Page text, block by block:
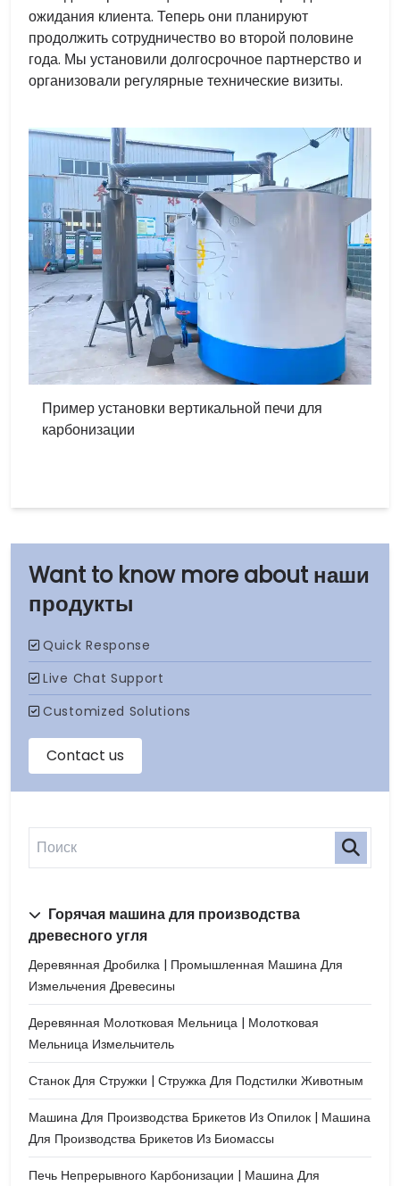
наши
продукты
Горячая машина для производства
древесного угля
Деревянная Дробилка | Промышленная Машина Для
Измельчения Древесины
Деревянная Молотковая Мельница | Молотковая
Мельница Измельчитель
Станок Для Стружки | Стружка Для Подстилки Животным
Машина Для Производства Брикетов Из Опилок | Машина
Для Производства Брикетов Из Биомассы
Печь Непрерывного Карбонизации | Машина Для
ожидания клиента. Теперь они планируют
продолжить сотрудничество во второй половине
года. Мы установили долгосрочное партнерство и
организовали регулярные технические визиты.
Пример установки вертикальной печи для
карбонизации